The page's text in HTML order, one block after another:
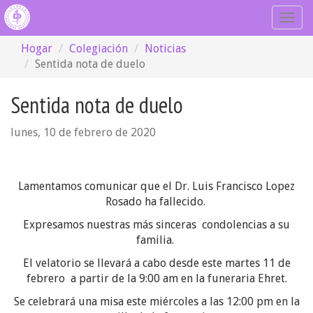
Hogar
Colegiación
Noticias
Sentida nota de duelo
Sentida nota de duelo
lunes, 10 de febrero de 2020
Lamentamos comunicar que el Dr. Luis Francisco Lopez
Rosado ha fallecido.
Expresamos nuestras más sinceras condolencias a su
familia.
El velatorio se llevará a cabo desde este martes 11 de
febrero a partir de la 9:00 am en la funeraria Ehret.
Se celebrará una misa este miércoles a las 12:00 pm en la